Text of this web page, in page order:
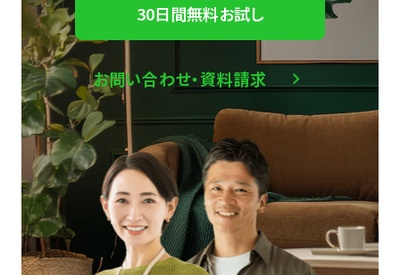
30日間無料お試し
お問い合わせ・資料請求